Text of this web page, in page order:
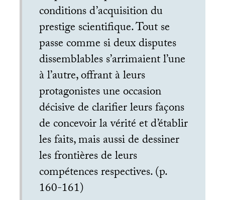
conditions d’acquisition du
prestige scientifique. Tout se
passe comme si deux disputes
dissemblables s’arrimaient l’une
à l’autre, offrant à leurs
protagonistes une occasion
décisive de clarifier leurs façons
de concevoir la vérité et d’établir
les faits, mais aussi de dessiner
les frontières de leurs
compétences respectives. (p.
160-161)